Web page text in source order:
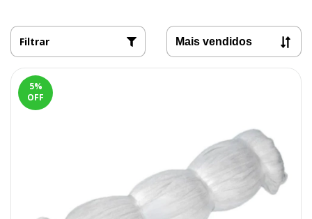
Filtrar
5%
OFF